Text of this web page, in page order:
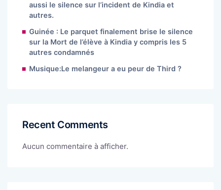
aussi le silence sur l’incident de Kindia et
autres.
Guinée : Le parquet finalement brise le silence
sur la Mort de l’élève à Kindia y compris les 5
autres condamnés
Musique:Le melangeur a eu peur de Third ?
Recent Comments
Aucun commentaire à afficher.